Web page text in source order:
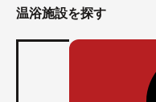
温浴施設を探す